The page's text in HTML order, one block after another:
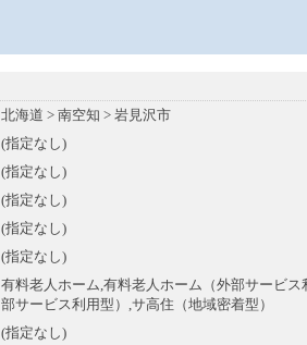
北海道 > 南空知 > 岩見沢市
(指定なし)
(指定なし)
(指定なし)
(指定なし)
(指定なし)
有料老人ホーム,有料老人ホーム（外部サービ
部サービス利用型）,サ高住（地域密着型）
(指定なし)